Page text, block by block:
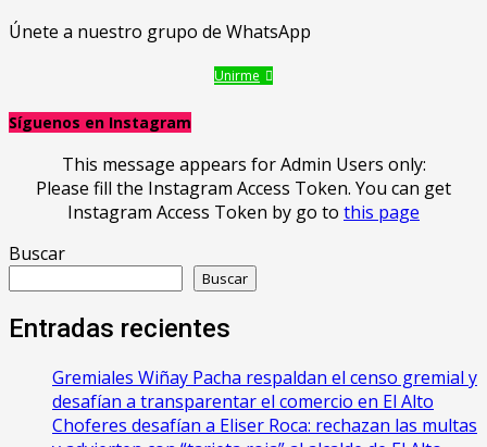
Únete a nuestro grupo de WhatsApp
Unirme
Síguenos en Instagram
This message appears for Admin Users only:
Please fill the Instagram Access Token. You can get
Instagram Access Token by go to this page
Buscar
Buscar
Entradas recientes
Gremiales Wiñay Pacha respaldan el censo gremial y
desafían a transparentar el comercio en El Alto
Choferes desafían a Eliser Roca: rechazan las multas